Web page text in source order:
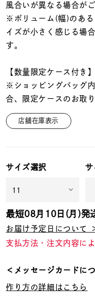
価格 ¥0
在庫
風合いが異なる場合が
※ボリューム(幅)のある
イズが小さく感じる場
【数量限定ケース付き
※ショッピングバッグ
合、限定ケースのお取
店舗在庫表示
サイズ選択 サ
最短08月10日(月)発
お届け予定日について
支払方法・注文内容に
＜メッセージカードに
作り方の詳細はこちら